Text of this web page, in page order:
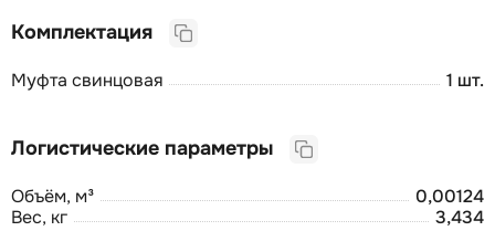
Комплектация
Муфта свинцовая 1 шт.
Логистические параметры
Объём, м³
0,00124
Вес, кг
3,434